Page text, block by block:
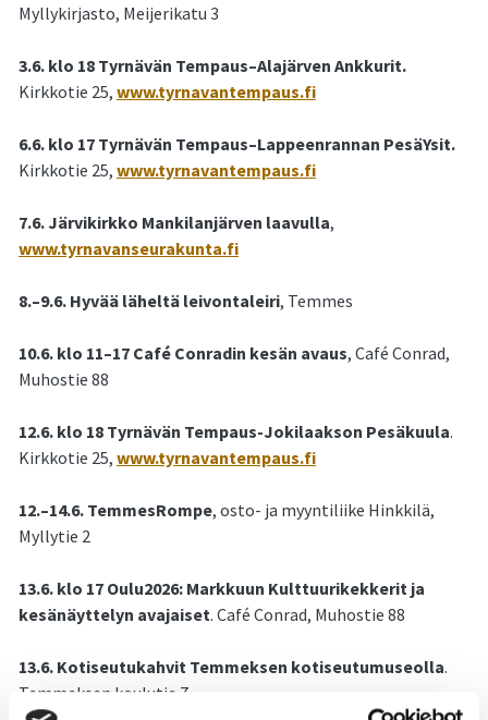
Myllykirjasto, Meijerikatu 3
3.6. klo 18 Tyrnävän Tempaus–Alajärven Ankkurit.
Kirkkotie 25, www.tyrnavantempaus.fi
6.6. klo 17 Tyrnävän Tempaus–Lappeenrannan PesäYsit.
Kirkkotie 25, www.tyrnavantempaus.fi
7.6. Järvikirkko Mankilanjärven laavulla,
www.tyrnavanseurakunta.fi
8.–9.6. Hyvää läheltä leivontaleiri, Temmes
10.6. klo 11–17 Café Conradin kesän avaus, Café Conrad,
Muhostie 88
12.6. klo 18 Tyrnävän Tempaus-Jokilaakson Pesäkuula.
Kirkkotie 25, www.tyrnavantempaus.fi
12.–14.6. TemmesRompe, osto- ja myyntiliike Hinkkilä,
Myllytie 2
13.6. klo 17 Oulu2026: Markkuun Kulttuurikekkerit ja
kesänäyttelyn avajaiset. Café Conrad, Muhostie 88
13.6. Kotiseutukahvit Temmeksen kotiseutumuseolla.
Temmeksen koulutie 7